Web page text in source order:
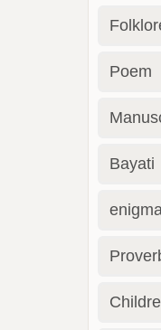
Poem
Bayati